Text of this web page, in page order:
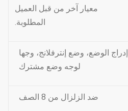
معيار آخر من قبل العميل
المطلوبة.
إدراج الوضع، وضع إنترفلانج، وجها
لوجه وضع مشترك
ضد الزلزال من 8 الصف